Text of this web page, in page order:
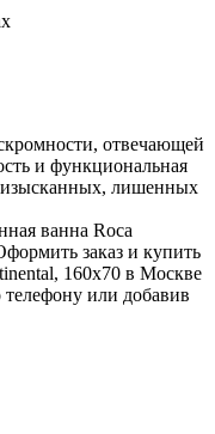
отвечающей
и функциональная
изысканных, лишенных
ванна Roca
заказ и купить
160x70 в Москве
или добавив